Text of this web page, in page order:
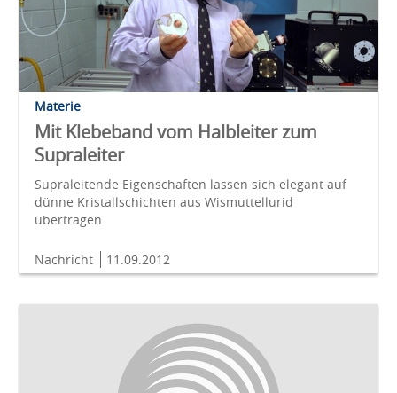
Materie
Mit Klebeband vom Halbleiter zum
Supraleiter
Supraleitende Eigenschaften lassen sich elegant auf
dünne Kristallschichten aus Wismuttellurid
übertragen
Nachricht 11.09.2012